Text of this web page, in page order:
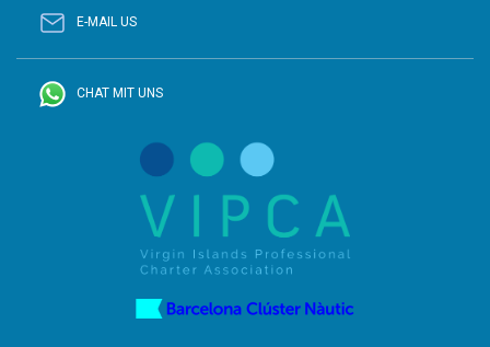
E-MAIL US
CHAT MIT UNS